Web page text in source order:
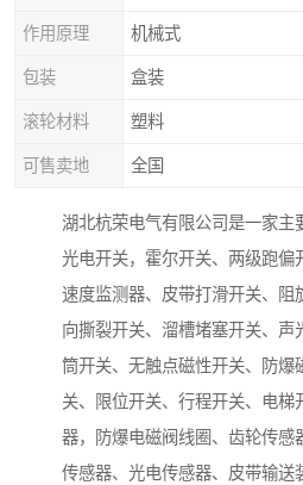
作用原理 机械式
包装 盒装
滚轮材料 塑料
可售卖地 全国
湖北杭荣电气有限公司是一家主
光电开关，霍尔开关、两级跑偏
速度监测器、皮带打滑开关、阻
向撕裂开关、溜槽堵塞开关、声
筒开关、无触点磁性开关、防爆
关、限位开关、行程开关、电梯
器，防爆电磁阀线圈、齿轮传感
传感器、光电传感器、皮带输送